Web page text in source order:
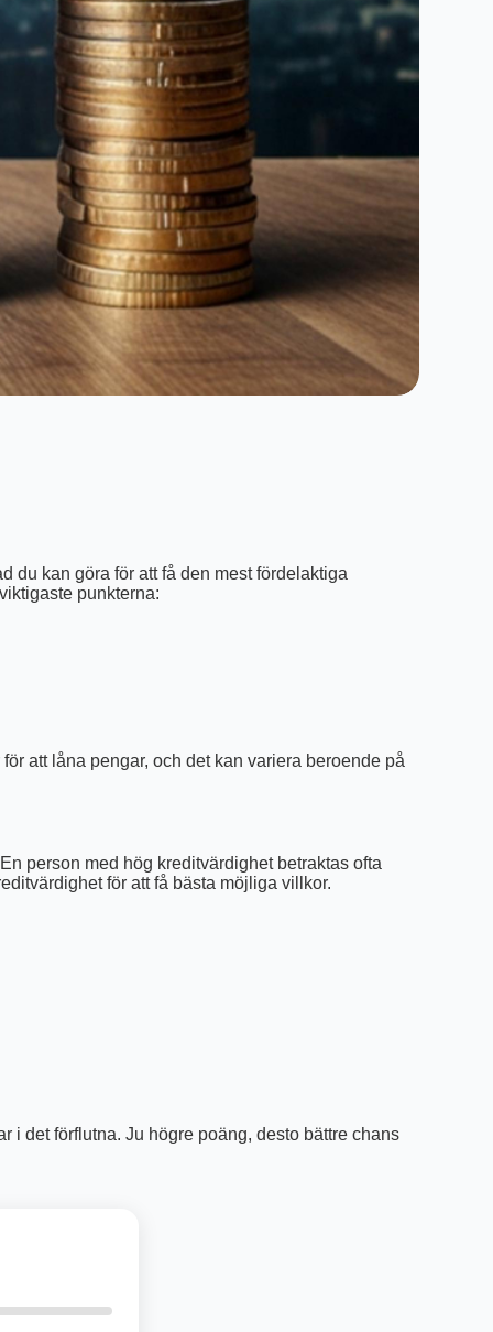
du kan göra för att få den mest fördelaktiga
punkterna:
att låna pengar, och det kan variera beroende på
person med hög kreditvärdighet betraktas ofta
för att få bästa möjliga villkor.
i det förflutna. Ju högre poäng, desto bättre chans